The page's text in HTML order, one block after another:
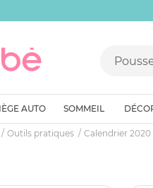
AUTO SOMMEIL
Outils pratiques Calendrier 2020